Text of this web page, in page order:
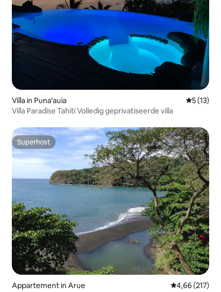
Villa in Puna'auia
5 (13)
Villa Paradise Tahiti Volledig geprivatiseerde villa
Superhost
Superhost
Appartement in Arue Gemiddelde
4,66 (217)